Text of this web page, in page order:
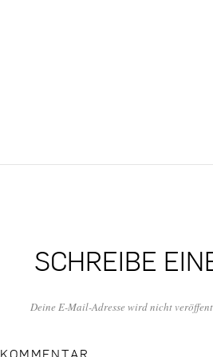
SCHREIBE
Deine E-Mail-Adresse wird nicht